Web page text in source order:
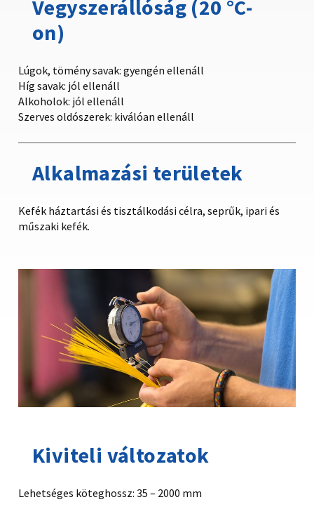
Vegyszerállóság (20 °C-
on)
Lúgok, tömény savak: gyengén ellenáll
Híg savak: jól ellenáll
Alkoholok: jól ellenáll
Szerves oldószerek: kiválóan ellenáll
Alkalmazási területek
Kefék háztartási és tisztálkodási célra, seprűk, ipari és
műszaki kefék.
Kiviteli változatok
Lehetséges köteghossz: 35 – 2000 mm